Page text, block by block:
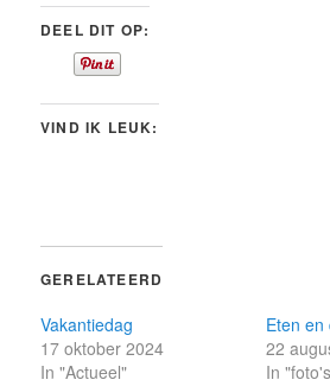
DEEL DIT OP:
VIND IK LEUK:
GERELATEERD
Vakantiedag
17 oktober 2024
In "Actueel"
Eten en
22
In